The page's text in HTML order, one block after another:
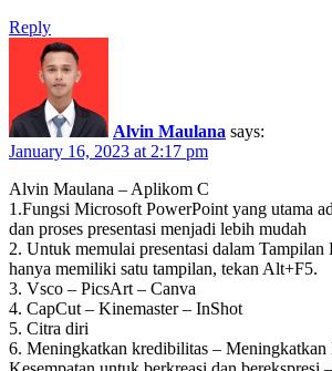
Reply
Alvin Maulana says:
January 16, 2023 at 2:17 pm
Alvin Maulana – Aplikom C
1.Fungsi Microsoft PowerPoint yang utama
dan proses presentasi menjadi lebih mudah
2. Untuk memulai presentasi dalam Tampilan
hanya memiliki satu tampilan, tekan Alt+F5.
3. Vsco – PicsArt – Canva
4. CapCut – Kinemaster – InShot
5. Citra diri
6. Meningkatkan kredibilitas – Meningkatkan